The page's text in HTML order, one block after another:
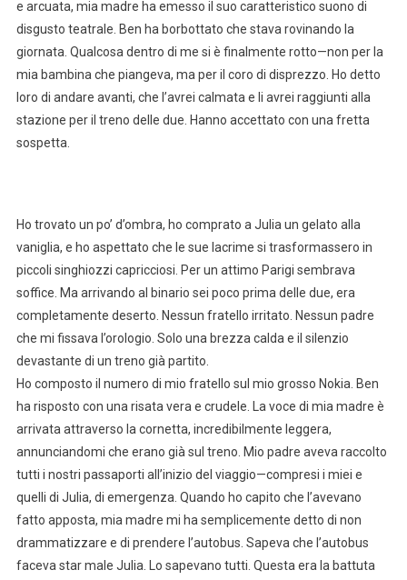
e arcuata, mia madre ha emesso il suo caratteristico suono di
disgusto teatrale. Ben ha borbottato che stava rovinando la
giornata. Qualcosa dentro di me si è finalmente rotto—non per la
mia bambina che piangeva, ma per il coro di disprezzo. Ho detto
loro di andare avanti, che l’avrei calmata e li avrei raggiunti alla
stazione per il treno delle due. Hanno accettato con una fretta
sospetta.
Ho trovato un po’ d’ombra, ho comprato a Julia un gelato alla
vaniglia, e ho aspettato che le sue lacrime si trasformassero in
piccoli singhiozzi capricciosi. Per un attimo Parigi sembrava
soffice. Ma arrivando al binario sei poco prima delle due, era
completamente deserto. Nessun fratello irritato. Nessun padre
che mi fissava l’orologio. Solo una brezza calda e il silenzio
devastante di un treno già partito.
Ho composto il numero di mio fratello sul mio grosso Nokia. Ben
ha risposto con una risata vera e crudele. La voce di mia madre è
arrivata attraverso la cornetta, incredibilmente leggera,
annunciandomi che erano già sul treno. Mio padre aveva raccolto
tutti i nostri passaporti all’inizio del viaggio—compresi i miei e
quelli di Julia, di emergenza. Quando ho capito che l’avevano
fatto apposta, mia madre mi ha semplicemente detto di non
drammatizzare e di prendere l’autobus. Sapeva che l’autobus
faceva star male Julia. Lo sapevano tutti. Questa era la battuta